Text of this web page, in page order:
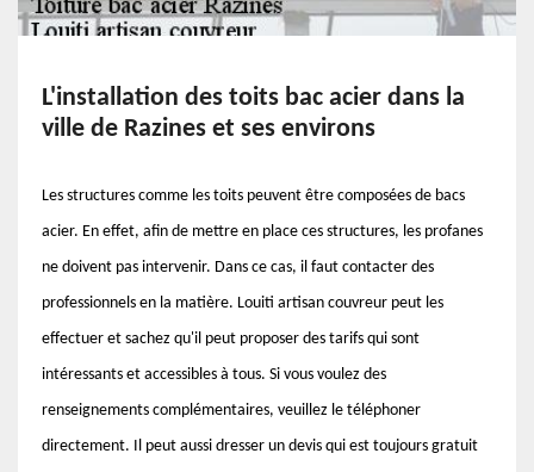
L'installation des toits bac acier dans la
ville de Razines et ses environs
Les structures comme les toits peuvent être composées de bacs
acier. En effet, afin de mettre en place ces structures, les profanes
ne doivent pas intervenir. Dans ce cas, il faut contacter des
professionnels en la matière. Louiti artisan couvreur peut les
effectuer et sachez qu'il peut proposer des tarifs qui sont
intéressants et accessibles à tous. Si vous voulez des
renseignements complémentaires, veuillez le téléphoner
directement. Il peut aussi dresser un devis qui est toujours gratuit